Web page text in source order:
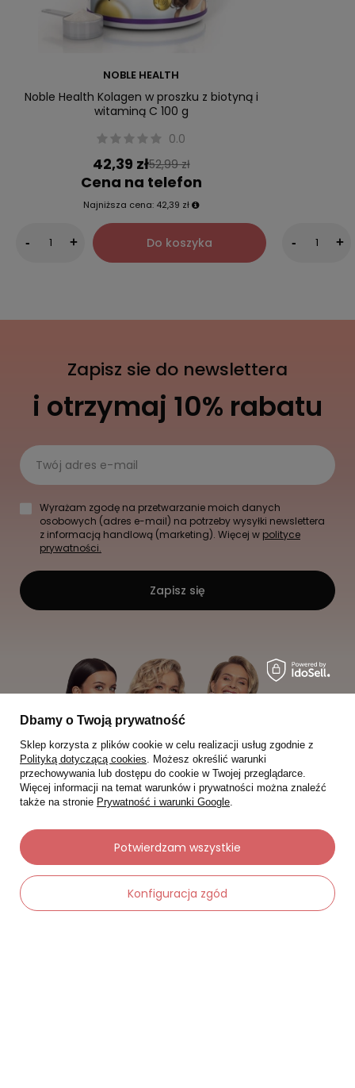
NOBLE HEALTH
Noble Health Kolagen w proszku z biotyną i
witaminą C 100 g
0.0
42,39 zł52,99 zł
Cena na telefon
Najniższa cena: 42,39 zł
- + Do koszyka - +
Zapisz sie do newslettera
i otrzymaj 10% rabatu
Twój adres e-mail
Wyrażam zgodę na przetwarzanie moich danych
osobowych (adres e-mail) na potrzeby wysyłki newslettera
z informacją handlową (marketing). Więcej w polityce
prywatności.
Zapisz się
Moje zamówienia
Status zamówienia
Dbamy o Twoją prywatność
Sklep korzysta z plików cookie w celu realizacji usług zgodnie z
Polityką dotyczącą cookies. Możesz określić warunki
przechowywania lub dostępu do cookie w Twojej przeglądarce.
Więcej informacji na temat warunków i prywatności można znaleźć
także na stronie Prywatność i warunki Google.
Konfiguracja zgód
Potwierdzam wszystkie